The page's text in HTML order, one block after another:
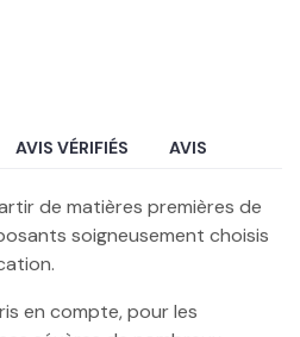
AVIS VÉRIFIÉS AVIS
de matières premières de
soigneusement choisis
en compte, pour les